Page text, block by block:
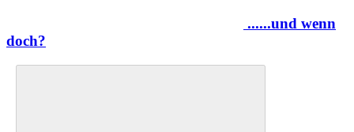
......und wenn
doch?